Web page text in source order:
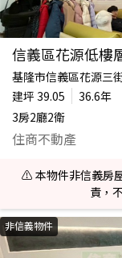
信義區花源低樓
基隆市信義區花源三
建坪 39.05
36.6年
3房2廳2衛
住商不動產
⚠️ 本物件非信義房
責，
非信義物件